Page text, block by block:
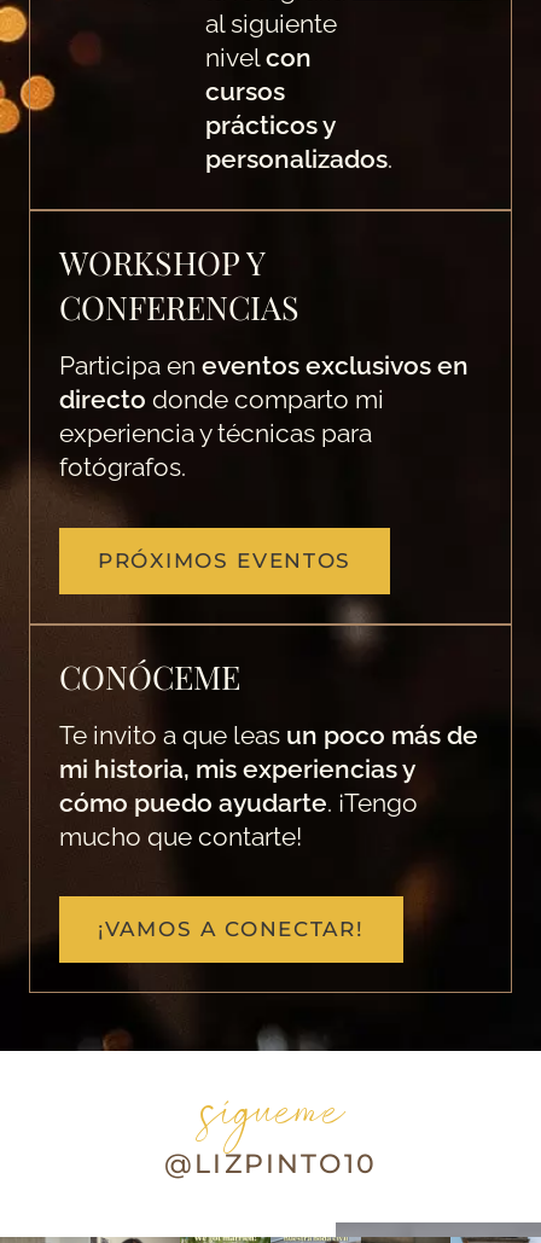
al siguiente
nivelcon
cursos
prácticos y
personalizados.
WORKSHOP Y
CONFERENCIAS
Participa en eventos exclusivos en
directo donde comparto mi
experiencia y técnicas para
fotógrafos.
PRÓXIMOS EVENTOS
CONÓCEME
Te invito a que leas un poco más de
mi historia, mis experiencias y
cómo puedo ayudarte. ¡Tengo
mucho que contarte!
¡VAMOS A CONECTAR!
sígueme
@LIZPINTO10